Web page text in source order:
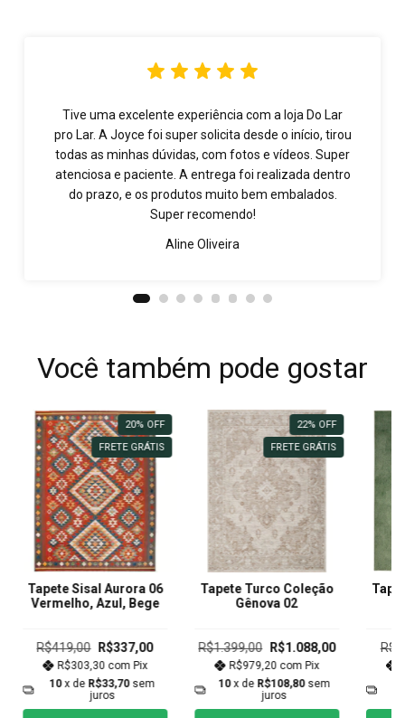
Tive uma excelente experiência com a loja Do Lar
pro Lar. A Joyce foi super solicita desde o início, tirou
todas as minhas dúvidas, com fotos e vídeos. Super
atenciosa e paciente. A entrega foi realizada dentro
do prazo, e os produtos muito bem embalados.
Super recomendo!
Aline Oliveira
Você também pode gostar
20% OFF
FRETE GRÁTIS
Tapete Sisal Aurora 06
Vermelho, Azul, Bege
R$419,00 R$337,00
R$303,30 com Pix
10 x de R$33,70 sem
juros
22% OFF
FRETE GRÁTIS
Tapete Turco Coleção
Gênova 02
R$1.399,00 R$1.088,00
R$979,20 com Pix
10 x de R$108,80 sem
juros